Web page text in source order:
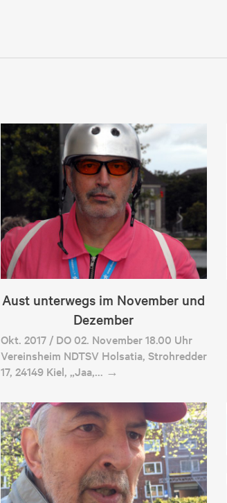
Aust unterwegs im November und
Dezember
Okt. 2017 / DO 02. November 18.00 Uhr
Vereinsheim NDTSV Holsatia, Strohredder
17, 24149 Kiel, „Jaa,… →